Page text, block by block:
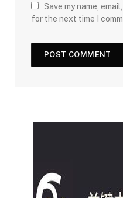
Save my name,
for the next time I